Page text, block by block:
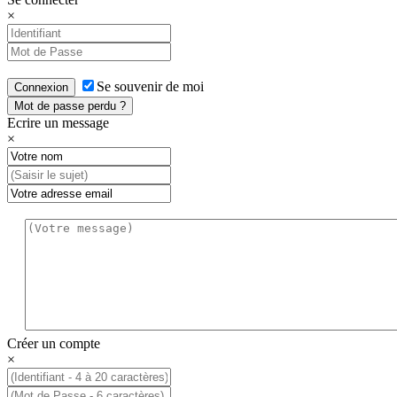
×
Connexion Se souvenir de moi
Mot de passe perdu ?
Ecrire un message
×
Créer un compte
×